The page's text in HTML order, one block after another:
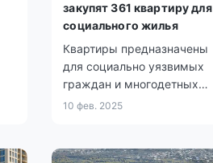
закупят 361 квартиру для
социального жилья
Квартиры предназначены
для социально уязвимых
граждан и многодетных
семей.
10 фев. 2025